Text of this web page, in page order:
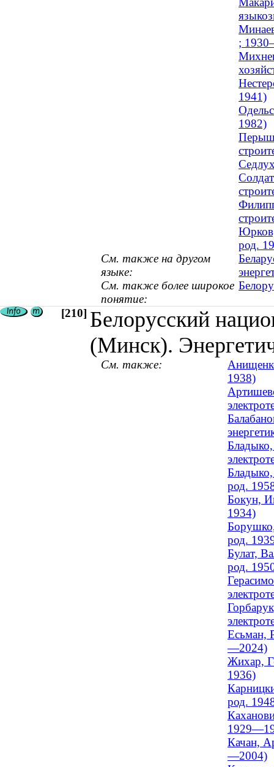
;
1941)
1982)
Юрков,
род.
См. также на другом
языке:
См. также более широкое
понятие:
[210] Белорусский
(Минск).
См. также:
1938)
род.
Бокун,
1934)
род.
Булат,
род.
Есьман,
—2024)
Жихар,
1936)
род.
Качан,
—2004)